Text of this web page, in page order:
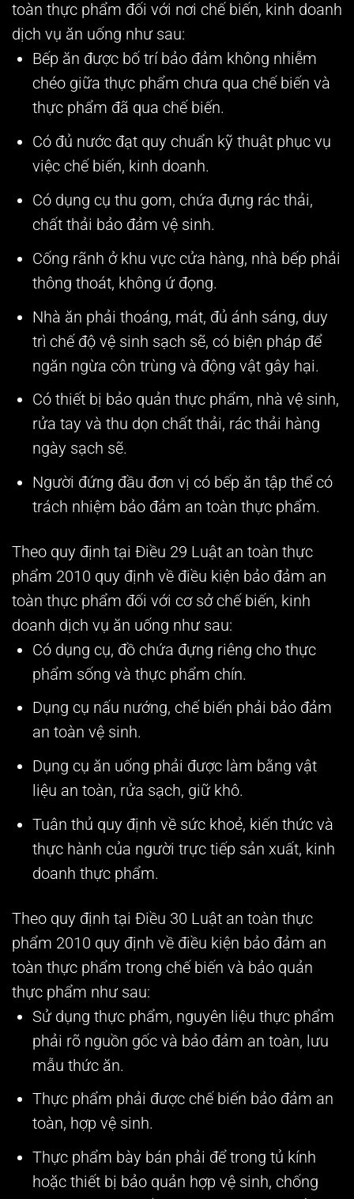
toàn thực phẩm đối với nơi chế biến, kinh doanh
dịch vụ ăn uống như sau:
Bếp ăn được bố trí bảo đảm không nhiễm
chéo giữa thực phẩm chưa qua chế biến và
thực phẩm đã qua chế biến.
Có đủ nước đạt quy chuẩn kỹ thuật phục vụ
việc chế biến, kinh doanh.
Có dụng cụ thu gom, chứa đựng rác thải,
chất thải bảo đảm vệ sinh.
Cống rãnh ở khu vực cửa hàng, nhà bếp phải
thông thoát, không ứ đọng.
Nhà ăn phải thoáng, mát, đủ ánh sáng, duy
trì chế độ vệ sinh sạch sẽ, có biện pháp để
ngăn ngừa côn trùng và động vật gây hại.
Có thiết bị bảo quản thực phẩm, nhà vệ sinh,
rửa tay và thu dọn chất thải, rác thải hàng
ngày sạch sẽ.
Người đứng đầu đơn vị có bếp ăn tập thể có
trách nhiệm bảo đảm an toàn thực phẩm.
Theo quy định tại Điều 29 Luật an toàn thực
phẩm 2010 quy định về điều kiện bảo đảm an
toàn thực phẩm đối với cơ sở chế biến, kinh
doanh dịch vụ ăn uống như sau:
Có dụng cụ, đồ chứa đựng riêng cho thực
phẩm sống và thực phẩm chín.
Dụng cụ nấu nướng, chế biến phải bảo đảm
an toàn vệ sinh.
Dụng cụ ăn uống phải được làm bằng vật
liệu an toàn, rửa sạch, giữ khô.
Tuân thủ quy định về sức khoẻ, kiến thức và
thực hành của người trực tiếp sản xuất, kinh
doanh thực phẩm.
Theo quy định tại Điều 30 Luật an toàn thực
phẩm 2010 quy định về điều kiện bảo đảm an
toàn thực phẩm trong chế biến và bảo quản
thực phẩm như sau:
Sử dụng thực phẩm, nguyên liệu thực phẩm
phải rõ nguồn gốc và bảo đảm an toàn, lưu
mẫu thức ăn.
Thực phẩm phải được chế biến bảo đảm an
toàn, hợp vệ sinh.
Thực phẩm bày bán phải để trong tủ kính
hoặc thiết bị bảo quản hợp vệ sinh, chống